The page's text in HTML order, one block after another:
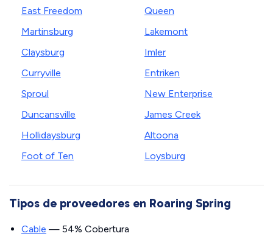
East Freedom
Martinsburg
Claysburg
Curryville
Sproul
Duncansville
Hollidaysburg
Foot of Ten
Queen
Lakemont
Imler
Entriken
New Enterprise
James Creek
Altoona
Loysburg
Tipos de proveedores en Roaring Spring
Cable — 54% Cobertura